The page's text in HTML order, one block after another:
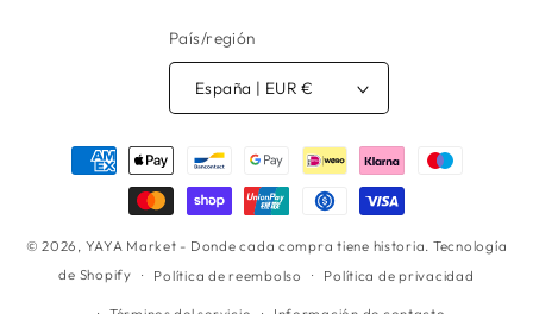
País/región
España | EUR €
Formas
© 2026, YAYA Market - Donde cada compra tiene historia. Tecnología
de Shopify
Política de reembolso Política de privacidad